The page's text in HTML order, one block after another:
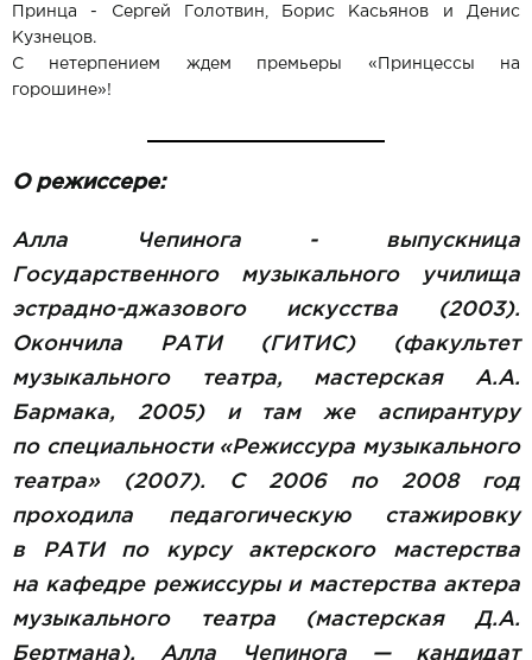
Принца - Сергей Голотвин, Борис Касьянов и Денис
Кузнецов.
С нетерпением ждем премьеры «Принцессы на
горошине»!
О режиссере:
Алла Чепинога - выпускница
Государственного музыкального училища
эстрадно-джазового искусства (2003).
Окончила РАТИ (ГИТИС) (факультет
музыкального театра, мастерская А.А.
Бармака, 2005) и там же аспирантуру
по специальности «Режиссура музыкального
театра» (2007). С 2006 по 2008 год
проходила педагогическую стажировку
в РАТИ по курсу актерского мастерства
на кафедре режиссуры и мастерства актера
музыкального театра (мастерская Д.А.
Бертмана). Алла Чепинога — кандидат